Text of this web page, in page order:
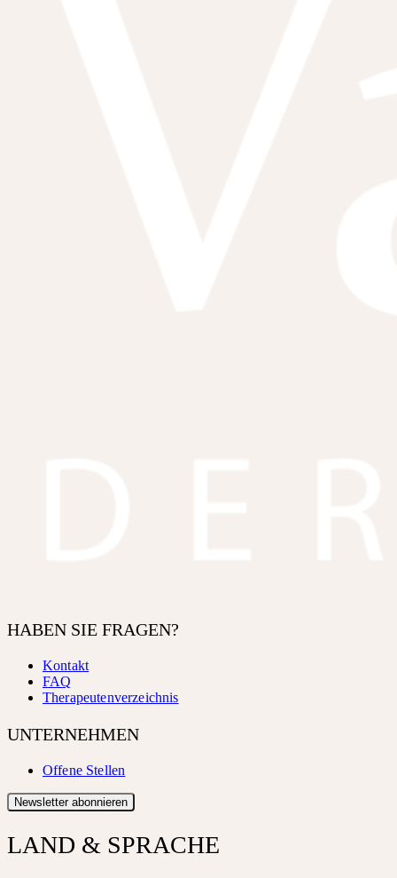
HABEN SIE FRAGEN?
Kontakt
FAQ
Therapeutenverzeichnis
UNTERNEHMEN
Offene Stellen
Newsletter abonnieren
LAND & SPRACHE